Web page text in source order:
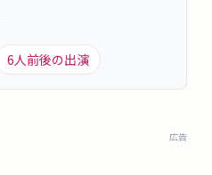
6人前後の出演
広告